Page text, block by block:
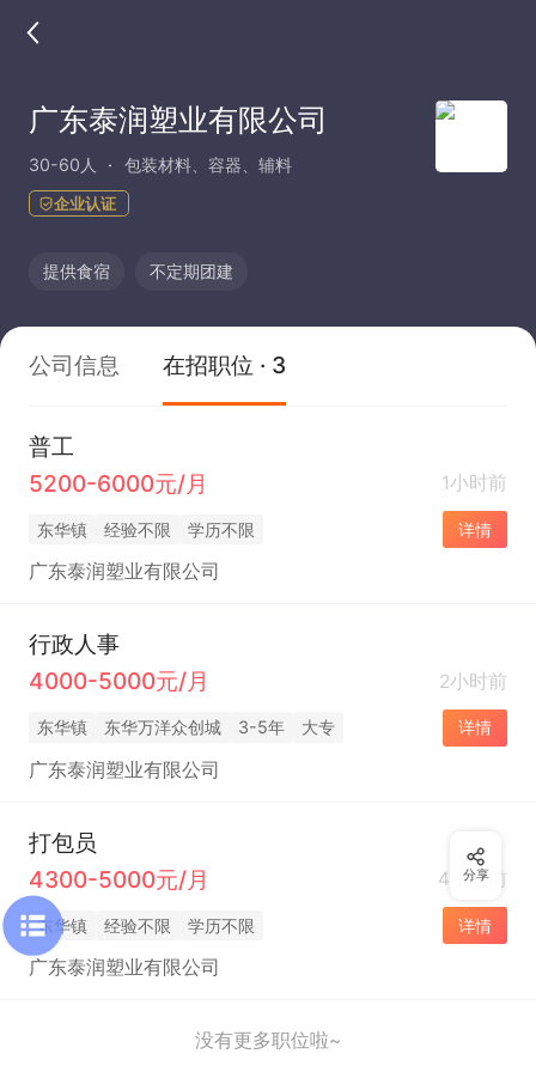
广东泰润塑业有限公司
30-60人 包装材料、容器、辅料
企业认证
提供食宿 不定期团建
公司信息 在招职位 · 3
普工
5200-6000元/月
1小时前
东华镇 经验不限 学历不限 详情
广东泰润塑业有限公司
行政人事
4000-5000元/月
2小时前
东华镇 东华万洋众创城 3-5年 大专 详情
广东泰润塑业有限公司
打包员
4300-5000元/月
4小时前
东华镇 经验不限 学历不限 详情
广东泰润塑业有限公司
没有更多职位啦~
分享